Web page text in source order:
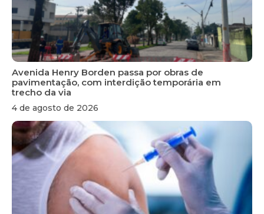
Avenida Henry Borden passa por obras de
pavimentação, com interdição temporária em
trecho da via
4 de agosto de 2026